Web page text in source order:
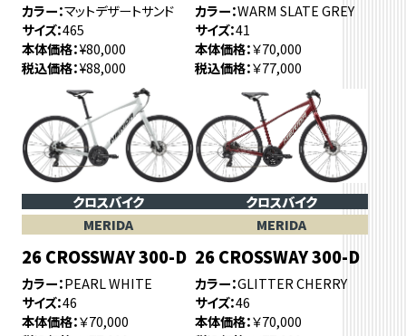
カラー マットデザートサンド
サイズ 465
本体価格 ¥80,000
税込価格 ¥88,000
カラー WARM SLATE GREY
サイズ 41
本体価格 ￥70,000
税込価格 ￥77,000
クロスバイク
MERIDA
26 CROSSWAY 300-D
カラー PEARL WHITE
サイズ 46
本体価格 ￥70,000
クロスバイク
MERIDA
26 CROSSWAY 300-D
カラー GLITTER CHERRY
サイズ 46
本体価格 ￥70,000